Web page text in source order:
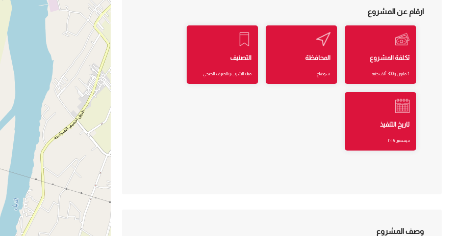
ارقام عن المشروع
تكلفة المشروع
1 مليون و300 ألف جنيه
المحافظة
سوهاج
التصنيف
مياه الشرب والصرف الصحي
تاريخ التنفيذ
ديسمبر ٢٠١٨
وصف المشروع